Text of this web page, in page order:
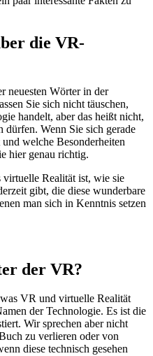
die VR-
neuesten Wörter in der
Sie sich nicht täuschen,
handelt, aber das heißt nicht,
dürfen. Wenn Sie sich gerade
welche Besonderheiten
hier genau richtig.
Realität ist, wie sie
gibt, die diese wunderbare
man sich in Kenntnis setzen
der VR?
VR und virtuelle Realität
der Technologie. Es ist die
Wir sprechen aber nicht
zu verlieren oder von
diese technisch gesehen